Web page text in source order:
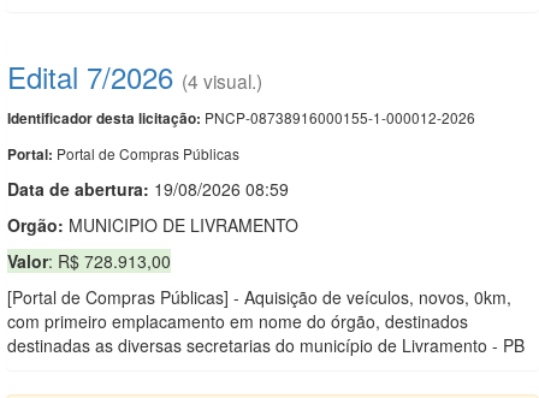
Edital 7/2026 (4 visual.)
Identificador desta licitação: PNCP-08738916000155-1-000012-2026
Portal: Portal de Compras Públicas
Data de abertura: 19/08/2026 08:59
Orgão: MUNICIPIO DE LIVRAMENTO
Valor: R$ 728.913,00
[Portal de Compras Públicas] - Aquisição de veículos, novos, 0km,
com primeiro emplacamento em nome do órgão, destinados
destinadas as diversas secretarias do município de Livramento - PB